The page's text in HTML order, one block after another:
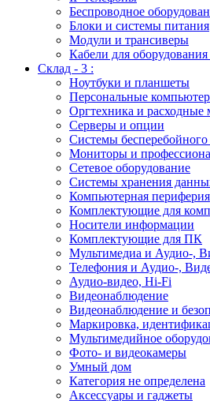
Беспроводное
Блоки и системы питания
Модули и трансиверы
Кабели для
Склад - 3 :
Ноутбуки и планшеты
Персональные
Оргтехника и расходные
Серверы и опции
Системы
Мониторы и
Сетевое оборудование
Системы хранения
Компьютерная периферия
Комплектующие для
Носители информации
Комплектующие для ПК
Мультимедиа и Аудио-,
Телефония и Аудио-,
Аудио-видео, Hi-Fi
Видеонаблюдение
Видеонаблюдение и
Маркировка,
Мультимедийное
Фото- и видеокамеры
Умный дом
Категория не определена
Аксессуары и гаджеты